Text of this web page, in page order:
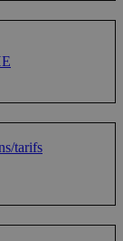
tarifs